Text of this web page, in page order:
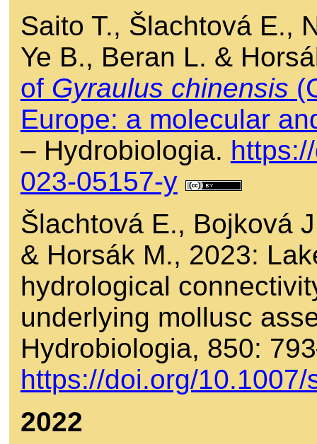
Saito T., Šlachtová E.,
Ye B., Beran L. &
of Gyraulus chinensis
Europe: a molecular
– Hydrobiologia.
023-05157-y
Šlachtová E., Bojková
& Horsák M., 2023:
hydrological
underlying mollusc
Hydrobiologia, 850:
https://doi.org/
2022